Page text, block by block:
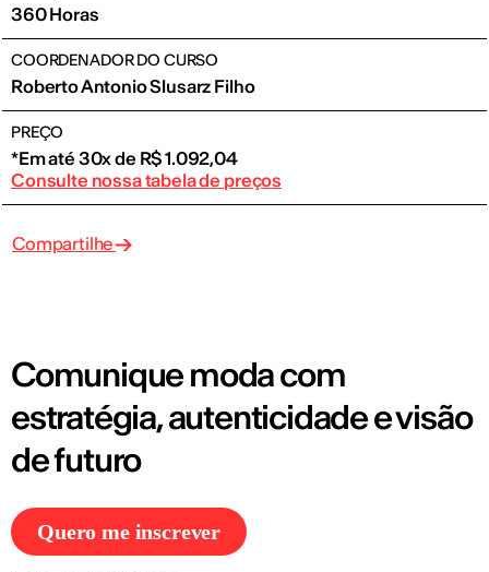
360 Horas
COORDENADOR DO CURSO
Roberto Antonio Slusarz Filho
PREÇO
*Em até 30x de R$ 1.092,04
Consulte nossa tabela de preços
Compartilhe
Comunique moda com
estratégia, autenticidade e visão
de futuro
Quero me inscrever